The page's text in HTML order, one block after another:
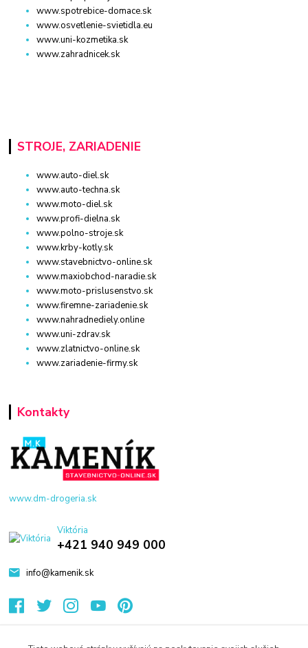
www.spotrebice-domace.sk
www.osvetlenie-svietidla.eu
www.uni-kozmetika.sk
www.zahradnicek.sk
STROJE, ZARIADENIE
www.auto-diel.sk
www.auto-techna.sk
www.moto-diel.sk
www.profi-dielna.sk
www.polno-stroje.sk
www.krby-kotly.sk
www.stavebnictvo-online.sk
www.maxiobchod-naradie.sk
www.moto-prislusenstvo.sk
www.firemne-zariadenie.sk
www.nahradnediely.online
www.uni-zdrav.sk
www.zlatnictvo-online.sk
www.zariadenie-firmy.sk
Kontakty
www.dm-drogeria.sk
Viktória
+421 940 949 000
info@kamenik.sk